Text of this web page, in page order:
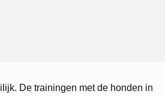
De trainingen met de honden in